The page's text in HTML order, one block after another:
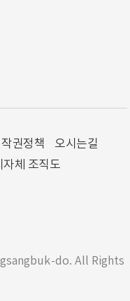
권정책
오시는길
체 조직도
do. All Rights